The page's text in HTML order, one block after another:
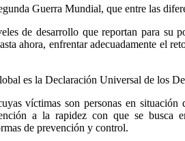
Linkedin
Guerra Mundial, que entre las
de desarrollo que reportan para su
ahora, enfrentar adecuadamente el
es la Declaración Universal de los
víctimas son personas en
a la rapidez con que se
de prevención y control.